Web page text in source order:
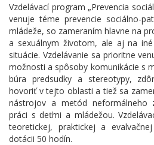
Vzdelávací program „Prevencia
venuje téme prevencie sociálno-
mládeže, so zameraním hlavne na
a sexuálnym životom, ale aj na
situácie. Vzdelávanie sa prioritne
možnosti a spôsoby komunikácie s
búra predsudky a stereotypy,
hovoriť v tejto oblasti a tiež sa
nástrojov a metód neformálneho
práci s deťmi a mládežou.
teoretickej, praktickej a
dotácii 50 hodín.